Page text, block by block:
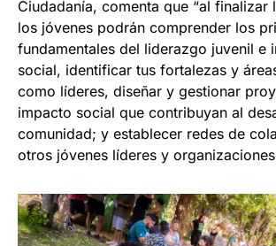
Ciudadanía, comenta que “al finalizar
los jóvenes podrán comprender los
fundamentales del liderazgo juvenil e
social, identificar tus fortalezas y
como líderes, diseñar y gestionar
impacto social que contribuyan al
comunidad; y establecer redes de
otros jóvenes líderes y